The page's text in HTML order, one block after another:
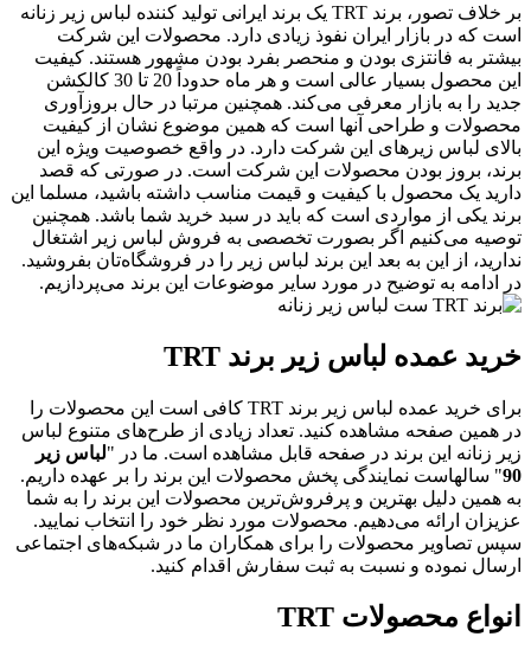
بر خلاف تصور، برند TRT یک برند ایرانی تولید کننده لباس زیر زنانه
است که در بازار ایران نفوذ زیادی دارد. محصولات این شرکت
بیشتر به فانتزی بودن و منحصر بفرد بودن مشهور هستند. کیفیت
این محصول بسیار عالی است و هر ماه حدوداً 20 تا 30 کالکشن
جدید را به بازار معرفی می‌کند. همچنین مرتبا در حال بروزآوری
محصولات و طراحی آنها است که همین موضوع نشان از کیفیت
بالای لباس زیرهای این شرکت دارد. در واقع خصوصیت ویژه این
برند، بروز بودن محصولات این شرکت است. در صورتی که قصد
دارید یک محصول با کیفیت و قیمت مناسب داشته باشید، مسلما این
برند یکی از مواردی است که باید در سبد خرید شما باشد. همچنین
توصیه می‌کنیم اگر بصورت تخصصی به فروش لباس زیر اشتغال
ندارید، از این به بعد این برند لباس زیر را در فروشگاه‌تان بفروشید.
در ادامه به توضیح در مورد سایر موضوعات این برند می‌پردازیم.
خرید عمده لباس زیر برند TRT
برای خرید عمده لباس زیر برند TRT کافی است این محصولات را
در همین صفحه مشاهده کنید. تعداد زیادی از طرح‌های متنوع لباس
زیر زنانه این برند در صفحه قابل مشاهده است. ما در "لباس زیر
90" سالهاست نمایندگی پخش محصولات این برند را بر عهده داریم.
به همین دلیل بهترین و پرفروش‌ترین محصولات این برند را به شما
عزیزان ارائه می‌دهیم. محصولات مورد نظر خود را انتخاب نمایید.
سپس تصاویر محصولات را برای همکاران ما در شبکه‌های اجتماعی
ارسال نموده و نسبت به ثبت سفارش اقدام کنید.
انواع محصولات TRT